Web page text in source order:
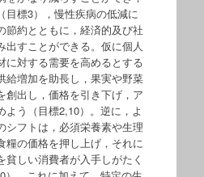
目標3），慢性疾病の低減に
節約とともに，経済的及び社
出すことができる。仮に個人
に対する需要を高めるとする
給増加を助長し，果実や野菜
創出し，価格を引き下げ，ア
よう（目標2,10）。逆に，よ
シフトは，必須栄養素や生理
糧の価格を押し上げ，それに
貧しい消費者が入手しがたく